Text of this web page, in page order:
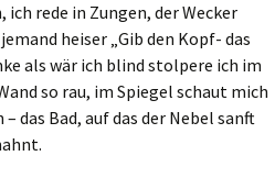
rede in Zungen, der Wecker
heiser „Gib den Kopf- das
als wär ich blind stolpere ich im
so rau, im Spiegel schaut mich
das Bad, auf das der Nebel sanft